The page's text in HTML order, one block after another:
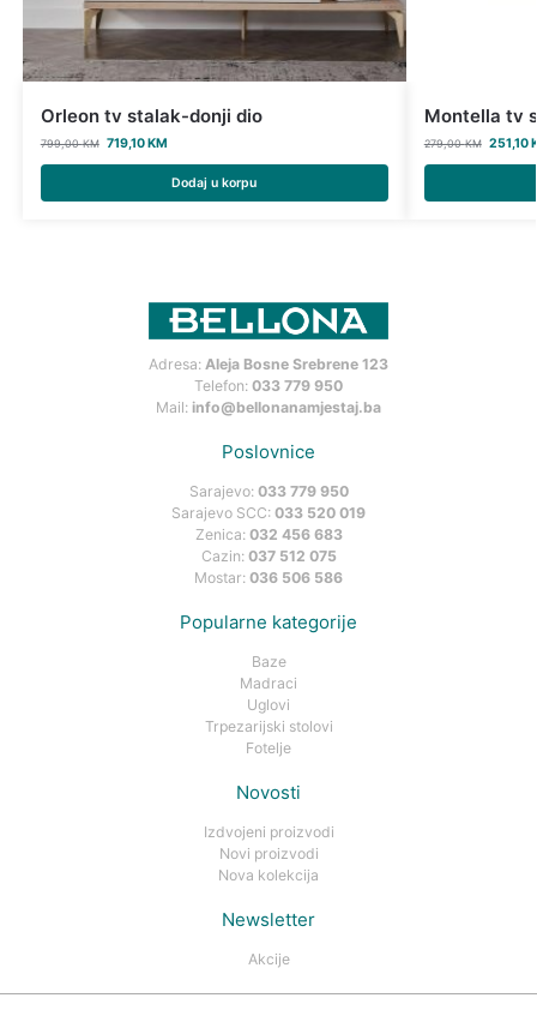
Orleon tv stalak-donji dio
799,00KM 719,10KM
Dodaj u korpu
Montella tv
279,00KM 251,10
Adresa: Aleja Bosne Srebrene 123
Telefon: 033 779 950
Mail: info@bellonanamjestaj.ba
Poslovnice
Sarajevo: 033 779 950
Sarajevo SCC: 033 520 019
Zenica: 032 456 683
Cazin: 037 512 075
Mostar: 036 506 586
Popularne kategorije
Baze
Madraci
Uglovi
Trpezarijski stolovi
Fotelje
Novosti
Izdvojeni proizvodi
Novi proizvodi
Nova kolekcija
Newsletter
Akcije